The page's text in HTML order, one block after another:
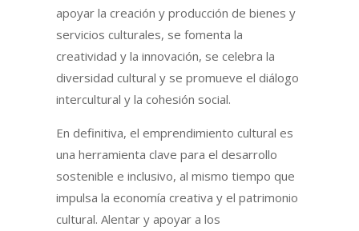
apoyar la creación y producción de bienes y
servicios culturales, se fomenta la
creatividad y la innovación, se celebra la
diversidad cultural y se promueve el diálogo
intercultural y la cohesión social.
En definitiva, el emprendimiento cultural es
una herramienta clave para el desarrollo
sostenible e inclusivo, al mismo tiempo que
impulsa la economía creativa y el patrimonio
cultural. Alentar y apoyar a los